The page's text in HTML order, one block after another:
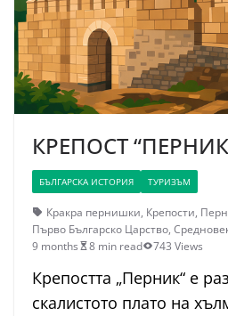
КРЕПОСТ
БЪЛГАРСКА ИСТОРИЯ ТУРИЗЪМ
Кракра пернишки, Крепости,
Първо Българско Царство,
9 months
8 min read 743 Views
Крепостта „Перник“ е
скалистото плато на